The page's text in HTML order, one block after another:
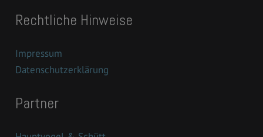
Rechtliche Hinweise
Impressum
Datenschutzerklärung
Partner